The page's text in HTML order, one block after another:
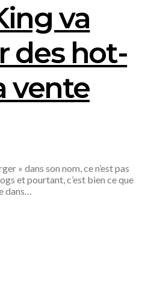
va
des hot-
vente
» dans son nom, ce n’est pas
et pourtant, c’est bien ce que
dans…